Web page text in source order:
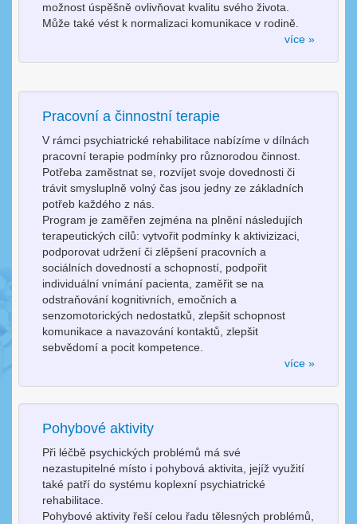
možnost úspěšně ovlivňovat kvalitu svého života.
Může také vést k normalizaci komunikace v rodině.
více »
Pracovní a činnostní terapie
V rámci psychiatrické rehabilitace nabízíme v dílnách
pracovní terapie podmínky pro různorodou činnost.
Potřeba zaměstnat se, rozvíjet svoje dovednosti či
trávit smysluplně volný čas jsou jedny ze základních
potřeb každého z nás.
Program je zaměřen zejména na plnění následujích
terapeutických cílů: vytvořit podmínky k aktivizizaci,
podporovat udržení či zlěpšení pracovních a
sociálních dovedností a schopností, podpořit
individuální vnímání pacienta, zaměřit se na
odstraňování kognitivních, emočních a
senzomotorických nedostatků, zlepšit schopnost
komunikace a navazování kontaktů, zlepšit
sebvědomí a pocit kompetence.
více »
Pohybové aktivity
Při léčbě psychických problémů má své
nezastupitelné místo i pohybová aktivita, jejíž využití
také patří do systému koplexní psychiatrické
rehabilitace.
Pohybové aktivity řeší celou řadu tělesných problémů,